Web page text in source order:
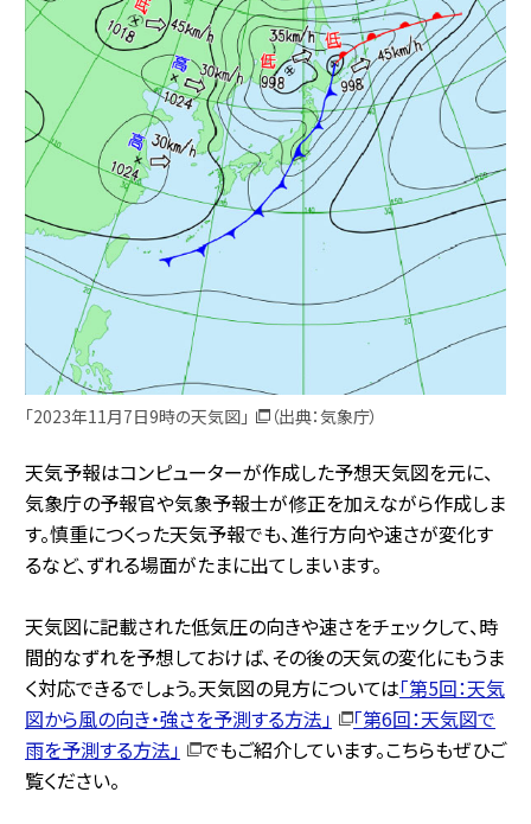
「2023年11月7日9時の天気図」 （出典：気象庁）
天気予報はコンピューターが作成した予想天気図を元に、
気象庁の予報官や気象予報士が修正を加えながら作成しま
す。慎重につくった天気予報でも、進行方向や速さが変化す
るなど、ずれる場面がたまに出てしまいます。
天気図に記載された低気圧の向きや速さをチェックして、時
間的なずれを予想しておけば、その後の天気の変化にもうま
く対応できるでしょう。天気図の見方については「第5回：天気
図から風の向き・強さを予測する方法」
「第6回：天気図で
雨を予測する方法」
でもご紹介しています。こちらもぜひご
覧ください。